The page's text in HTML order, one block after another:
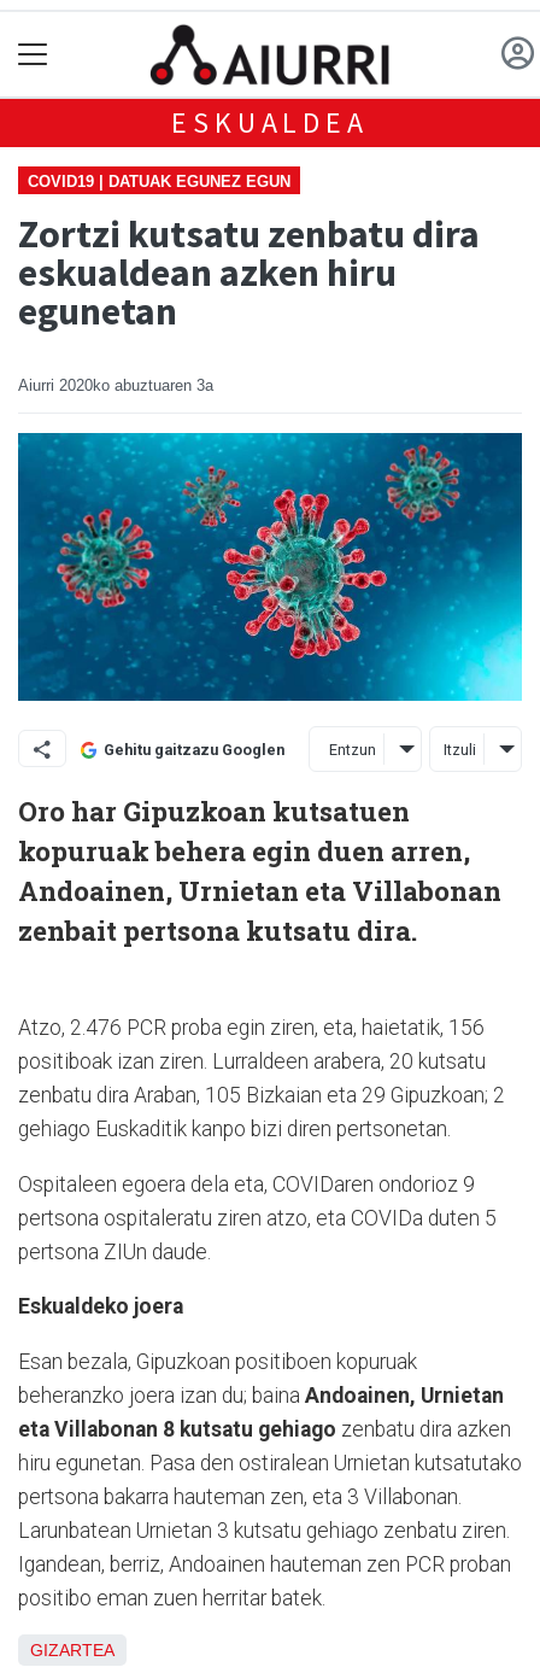
ESKUALDEA
COVID19 | DATUAK EGUNEZ EGUN
Zortzi kutsatu zenbatu dira
eskualdean azken hiru
egunetan
Aiurri 2020ko abuztuaren 3a
Gehitu gaitzazu Googlen Entzun Itzuli
Oro har Gipuzkoan kutsatuen
kopuruak behera egin duen arren,
Andoainen, Urnietan eta Villabonan
zenbait pertsona kutsatu dira.
Atzo, 2.476 PCR proba egin ziren, eta, haietatik, 156
positiboak izan ziren. Lurraldeen arabera, 20 kutsatu
zenbatu dira Araban, 105 Bizkaian eta 29 Gipuzkoan; 2
gehiago Euskaditik kanpo bizi diren pertsonetan.
Ospitaleen egoera dela eta, COVIDaren ondorioz 9
pertsona ospitaleratu ziren atzo, eta COVIDa duten 5
pertsona ZIUn daude.
Eskualdeko joera
Esan bezala, Gipuzkoan positiboen kopuruak
beheranzko joera izan du; baina Andoainen, Urnietan
eta Villabonan 8 kutsatu gehiago zenbatu dira azken
hiru egunetan. Pasa den ostiralean Urnietan kutsatutako
pertsona bakarra hauteman zen, eta 3 Villabonan.
Larunbatean Urnietan 3 kutsatu gehiago zenbatu ziren.
Igandean, berriz, Andoainen hauteman zen PCR proban
positibo eman zuen herritar batek.
GIZARTEA